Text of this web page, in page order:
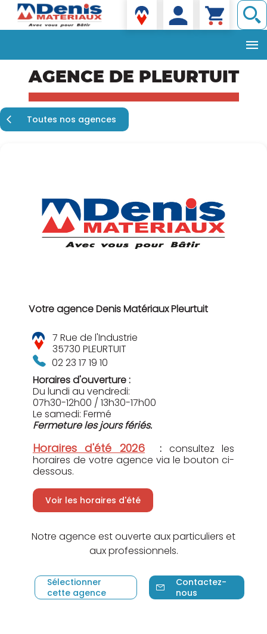
contenu
Denis matériaux
AGENCE DE PLEURTUIT
Toutes nos agences
Votre agence Denis Matériaux Pleurtuit
7 Rue de l'Industrie
35730 PLEURTUIT
02 23 17 19 10
Horaires d'ouverture :
Du lundi au vendredi:
07h30-12h00 / 13h30-17h00
Le samedi: Fermé
Fermeture les jours fériés.
Horaires d'été 2026: consultez les
horaires de votre agence via le bouton ci-
dessous.
Voir les horaires d'été
Notre agence est ouverte aux particuliers et
aux professionnels.
Sélectionner
cette agence
Contactez-
nous